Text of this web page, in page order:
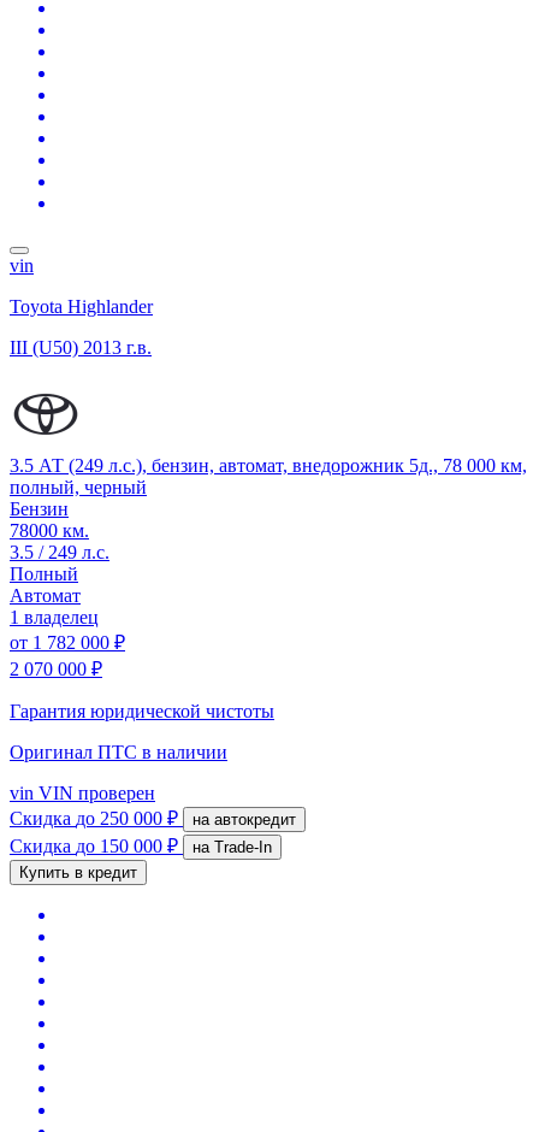
vin
Toyota Highlander
III (U50) 2013 г.в.
3.5 АТ (249 л.с.), бензин, автомат, внедорожник 5д., 78 000 км,
полный, черный
Бензин
78000 км.
3.5 / 249 л.с.
Полный
Автомат
1 владелец
от 1 782 000 ₽
2 070 000 ₽
Гарантия юридической чистоты
Оригинал ПТС в наличии
vin VIN проверен
Скидка до 250 000 ₽ на автокредит
Скидка до 150 000 ₽
на Trade-In
Купить в кредит